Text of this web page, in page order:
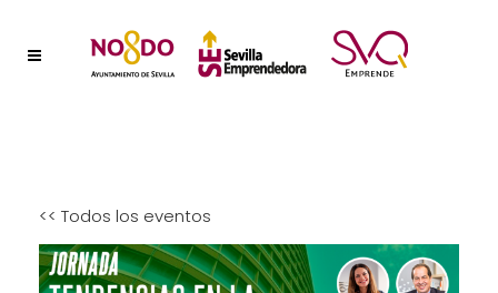
<< Todos los eventos